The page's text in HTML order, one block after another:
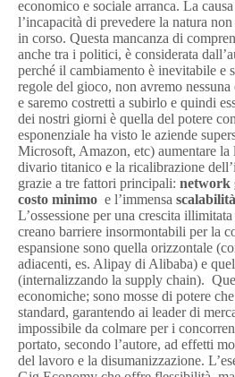
economico e sociale arranca. La
l’incapacità di prevedere la natura
in corso. Questa mancanza di
anche tra i politici, è considerata
perché il cambiamento è inevitabile e
regole del gioco, non avremo
e saremo costretti a subirlo e quindi
dei nostri giorni è quella del potere
esponenziale ha visto le aziende
Microsoft, Amazon, etc) aumentare la
divario titanico e la ricalibrazione
grazie a tre fattori principali: network
costo minimo e l’immensa
L’ossessione per una crescita
creano barriere insormontabili per la
espansione sono quella orizzontale
adiacenti, es. Alipay di Alibaba) e
(internalizzando la supply chain).
economiche; sono mosse di potere
standard, garantendo ai leader di
impossibile da colmare per i
portato, secondo l’autore, ad effetti
del lavoro e la disumanizzazione.